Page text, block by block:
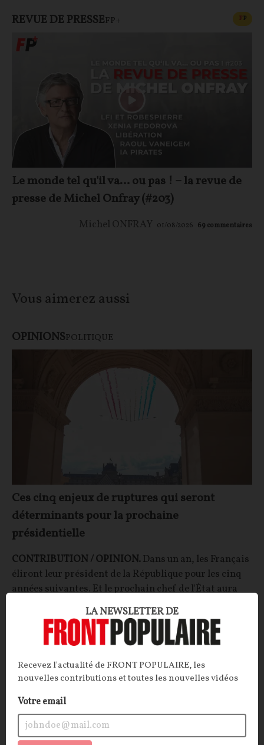
REVUE DE PRESSEFP+ FP
Le monde tel qu'il va… ou pas ! – la revue de
presse de Michel Onfray (#203)
Michel ONFRAY 01/08/2026 69 commentaires
Vous aimerez aussi
OPINIONSPOLITIQUE
Ces cinq enjeux de ruptures qui seront
déterminants pour la prochaine
présidentielle
CONTRIBUTION / OPINION.Dans un an, les Français
éliront leur président de la République pour les cinq
années suivantes. Et le prochain chef de l'État aura
fort à faire pour redresser la France. Notre
contributeur à identifié cinq fronts majeurs qui
appellent de véritables ruptures.
LA NEWSLETTER DE
Recevez l'actualité de FRONT POPULAIRE, les
nouvelles contributions et toutes les nouvelles vidéos
Votre email